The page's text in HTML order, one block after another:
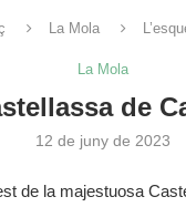
La Mola
La Mola
de
12 de juny de 2023
de la majestuosa